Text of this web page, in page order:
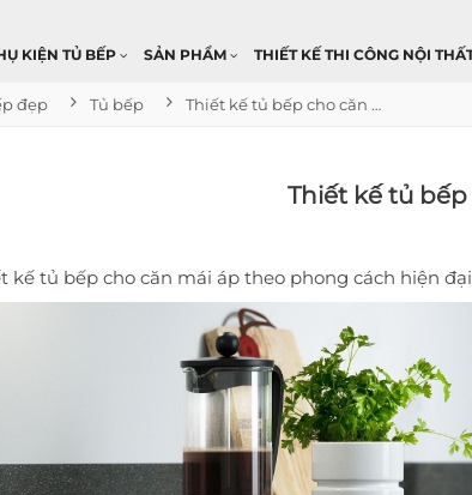
KIỆN TỦ BẾP SẢN PHẨM THIẾT KẾ THI CÔNG NỘI
đẹp Tủ bếp Thiết kế tủ bếp cho căn mái áp
Thiết kế tủ
kế tủ bếp cho căn mái áp theo phong cách hiện